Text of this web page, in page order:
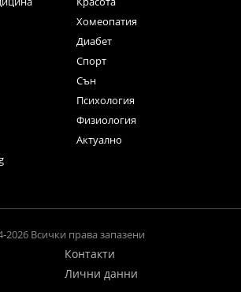
Хомеопатия
Диабет
Спорт
Сън
Психология
Физиология
Актуално
2026 Всички права запазени
Контакти
Лични данни